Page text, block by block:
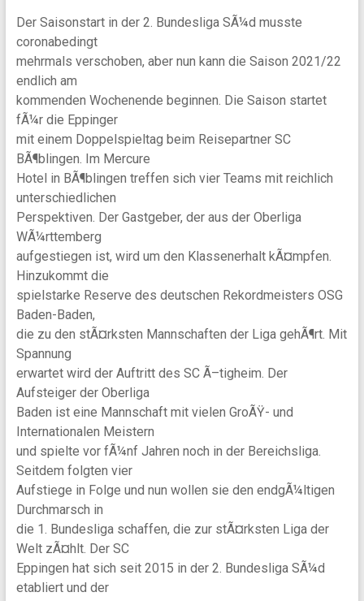
Der Saisonstart in der 2. Bundesliga SÃ¼d musste
coronabedingt
mehrmals verschoben, aber nun kann die Saison 2021/22
endlich am
kommenden Wochenende beginnen. Die Saison startet
fÃ¼r die Eppinger
mit einem Doppelspieltag beim Reisepartner SC
BÃ¶blingen. Im Mercure
Hotel in BÃ¶blingen treffen sich vier Teams mit reichlich
unterschiedlichen
Perspektiven. Der Gastgeber, der aus der Oberliga
WÃ¼rttemberg
aufgestiegen ist, wird um den Klassenerhalt kÃ¤mpfen.
Hinzukommt die
spielstarke Reserve des deutschen Rekordmeisters OSG
Baden-Baden,
die zu den stÃ¤rksten Mannschaften der Liga gehÃ¶rt. Mit
Spannung
erwartet wird der Auftritt des SC Ã–tigheim. Der
Aufsteiger der Oberliga
Baden ist eine Mannschaft mit vielen GroÃŸ- und
Internationalen Meistern
und spielte vor fÃ¼nf Jahren noch in der Bereichsliga.
Seitdem folgten vier
Aufstiege in Folge und nun wollen sie den endgÃ¼ltigen
Durchmarsch in
die 1. Bundesliga schaffen, die zur stÃ¤rksten Liga der
Welt zÃ¤hlt. Der SC
Eppingen hat sich seit 2015 in der 2. Bundesliga SÃ¼d
etabliert und der